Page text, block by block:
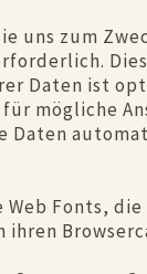
uns zum
Daten ist
mögliche
Daten
Fonts,